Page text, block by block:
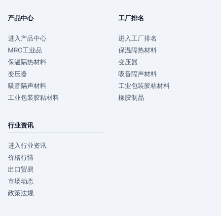
产品中心
进入产品中心
MRO工业品
保温隔热材料
变压器
吸音隔声材料
工业包装胶粘材料
工厂排名
进入工厂排名
保温隔热材料
变压器
吸音隔声材料
工业包装胶粘材料
橡胶制品
行业资讯
进入行业资讯
价格行情
出口贸易
市场动态
政策法规